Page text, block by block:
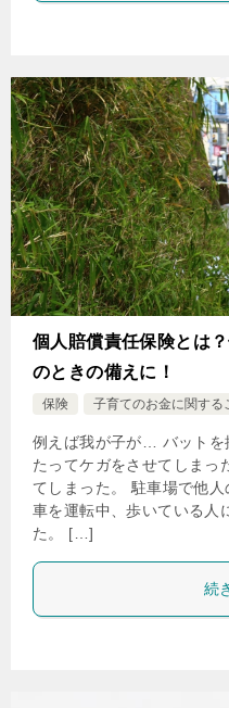
個人賠償責任保険とは
のときの備えに！
保険 子育てのお金に関する
例えば我が子が… バットを
たってケガをさせてしまっ
てしまった。 駐車場で他
車を運転中、歩いている人
た。 […]
続